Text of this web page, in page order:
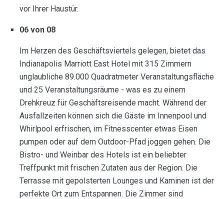
vor Ihrer Haustür.
06 von 08
Im Herzen des Geschäftsviertels gelegen, bietet das
Indianapolis Marriott East Hotel mit 315 Zimmern
unglaubliche 89.000 Quadratmeter Veranstaltungsfläche
und 25 Veranstaltungsräume - was es zu einem
Drehkreuz für Geschäftsreisende macht. Während der
Ausfallzeiten können sich die Gäste im Innenpool und
Whirlpool erfrischen, im Fitnesscenter etwas Eisen
pumpen oder auf dem Outdoor-Pfad joggen gehen. Die
Bistro- und Weinbar des Hotels ist ein beliebter
Treffpunkt mit frischen Zutaten aus der Region. Die
Terrasse mit gepolsterten Lounges und Kaminen ist der
perfekte Ort zum Entspannen. Die Zimmer sind